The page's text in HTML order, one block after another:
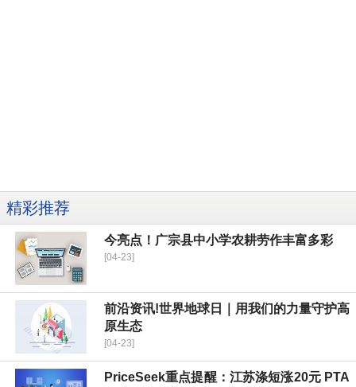
精彩推荐
今亮点！广宗县中小学农耕劳作丰富多彩
[04-23]
前沿资讯!世界地球日｜用我们的力量守护高
原生态
[04-23]
PriceSeek重点提醒：江苏涤短涨20元 PTA